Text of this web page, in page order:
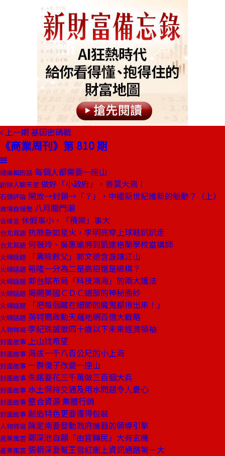
上一期 基因密碼戰
《商業周刊》第 810 期
總編輯的話 每個人都需要一座山
創辦人聊天室 做好「小政府」，善莫大焉！
石頭評論 開放→封鎖→「？」，中國新世紀維新的胎動？（上）
商場自慢塾 八月關門潮
去梯言 休假事小，「積架」事大
台北耳語 抗煞急如星火，李明亮穿上球鞋趴趴走
台北耳語 何薇玲、吳惠瑜將到凱達格蘭學校當講師
火線話題 「壽險教父」郭文德含淚讓江山
火線話題 裕隆一分為二是高招還是險棋？
火線話題 郭台銘布局「科技鴻海」的兩大護法
火線話題 揭開美國ＣＤＣ總部的神秘面紗
火線話題 「把每個藏在細節的魔鬼都揪出來！」
火線話題 英特爾啟動天羅地網百億大戰略
人物特寫 李紀珠誠徵四十歲以下未來經濟領袖
封面故事 上山找希望
封面故事 海拔一千八百公尺的小上海
封面故事 一群傻子改變一座山
封面故事 朱銘要花三千萬做三百個大兵
封面故事 水土保持交通及用水問題令人憂心
封面故事 整合資源 集體行銷
封面故事 創造特色更要懂得包裝
人物特寫 陳定南要發動政府機器的領導引擎
產業風雲 鄭深池自願「由官轉民」大有玄機
產業風雲 張朝深要幫王雪紅衝上資訊通路第一大